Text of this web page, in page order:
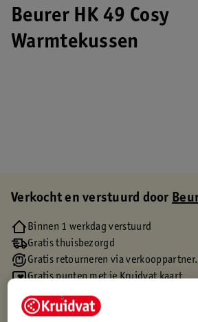
Beurer HK 49 Cosy
Warmtekussen
Verkocht en verstuurd door
Binnen 1 werkdag verstuurd
Gratis thuisbezorgd
Gratis retourneren via verkooppartner.
Gratis punten met je Kruidvat kaart